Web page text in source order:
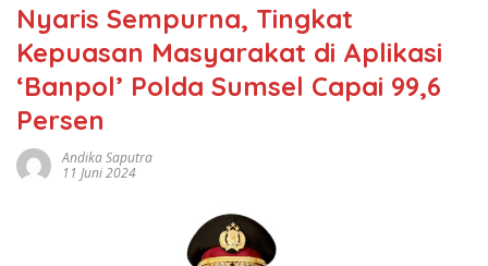
Nyaris Sempurna, Tingkat
Kepuasan Masyarakat di Aplikasi
‘Banpol’ Polda Sumsel Capai 99,6
Persen
Andika Saputra
11 Juni 2024